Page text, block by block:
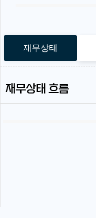
재무상태
재무상태 흐름